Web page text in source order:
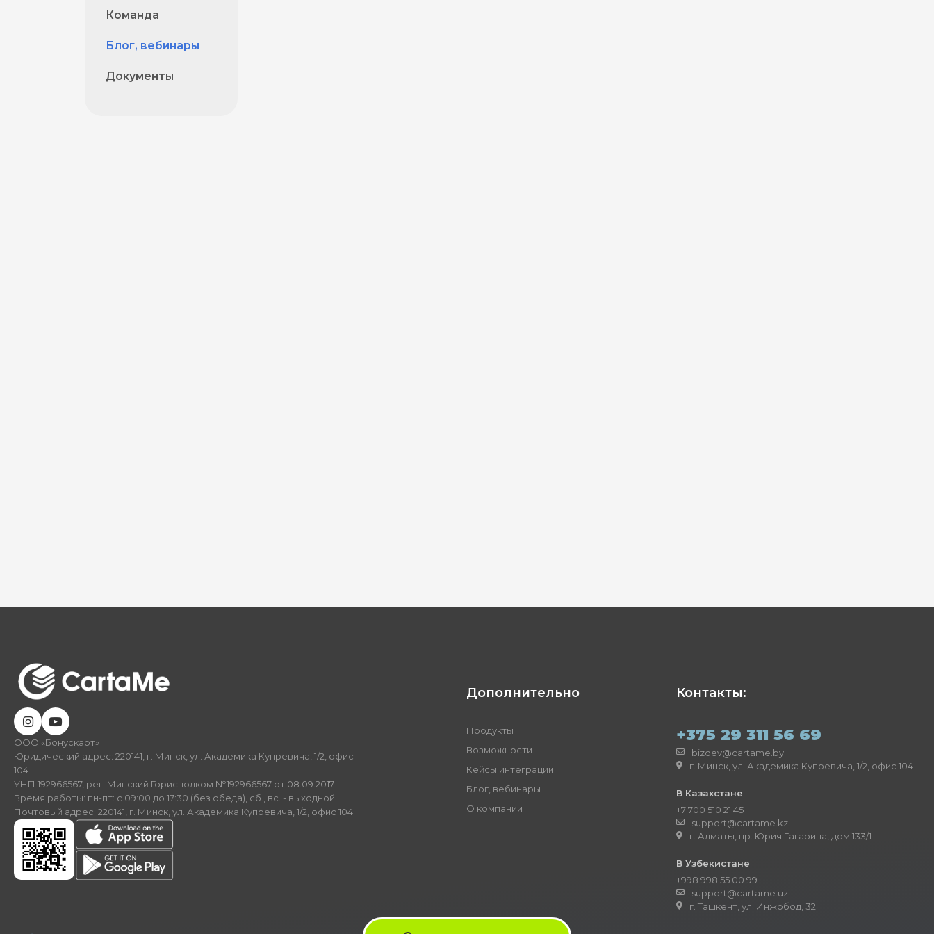
Команда
Блог, вебинары
Документы
ООО «Бонускарт»
Юридический адрес: 220141, г. Минск, ул. Академика Купревича, 1/2, офис
104
УНП 192966567, рег. Минский Горисполком №192966567 от 08.09.2017
Время работы: пн-пт: с 09:00 до 17:30 (без обеда), сб., вс. - выходной.
Почтовый адрес: 220141, г. Минск, ул. Академика Купревича, 1/2, офис 104
Дополнительно
Продукты
Возможности
Кейсы интеграции
Блог, вебинары
О компании
Контакты:
+375 29 311 56 69
bizdev@cartame.by
г. Минск, ул. Академика Купревича, 1/2, офис 104
В Казахстане
+7 700 510 21 45
support@cartame.kz
г. Алматы, пр. Юрия Гагарина, дом 133/1
В Узбекистане
+998 998 55 00 99
support@cartame.uz
г. Ташкент, ул. Инжобод, 32